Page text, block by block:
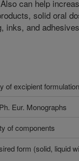
can help
solid oral
inks, and
of excipient
Eur. Monographs
of components
form (solid, liquid